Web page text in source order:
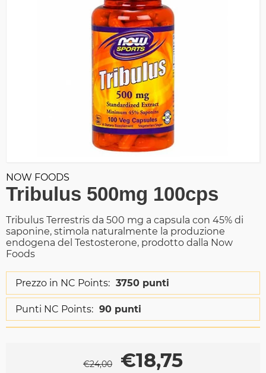
NOW FOODS
Tribulus 500mg 100cps
Tribulus Terrestris da 500 mg a capsula con 45% di
saponine, stimola naturalmente la produzione
endogena del Testosterone, prodotto dalla Now
Foods
Prezzo in NC Points: 3750 punti
Punti NC Points: 90 punti
€24,00 €18,75